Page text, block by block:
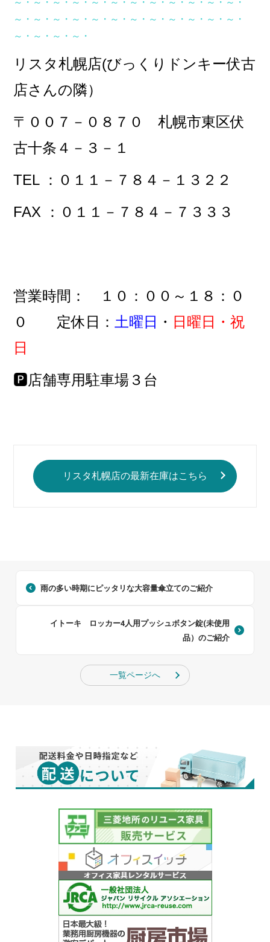
～・～・～・～・～・～・～・～・～・～・～・～・
～・～・～・～・
リスタ札幌店(びっくりドンキー伏古
店さんの隣）
〒００７－０８７０ 札幌市東区伏
古十条４－３－１
TEL ：０１１－７８４－１３２２
FAX ：０１１－７８４－７３３３
営業時間： １０：００～１８：０
０ 定休日： 土曜日 ・ 日曜日・祝
日
🅿店舗専用駐車場３台
リスタ札幌店の最新在庫はこちら
雨の多い時期にピッタリな大容量傘立てのご紹介
イトーキ ロッカー4人用プッシュボタン錠(未使用
品）のご紹介
一覧ページへ